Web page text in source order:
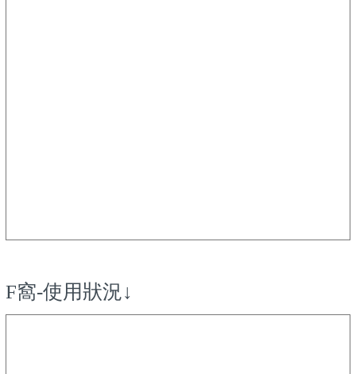
F窩-使用狀況↓